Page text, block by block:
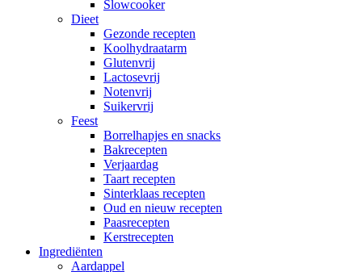
Slowcooker
Dieet
Gezonde recepten
Koolhydraatarm
Glutenvrij
Lactosevrij
Notenvrij
Suikervrij
Feest
Borrelhapjes en snacks
Bakrecepten
Verjaardag
Taart recepten
Sinterklaas recepten
Oud en nieuw recepten
Paasrecepten
Kerstrecepten
Ingrediënten
Aardappel